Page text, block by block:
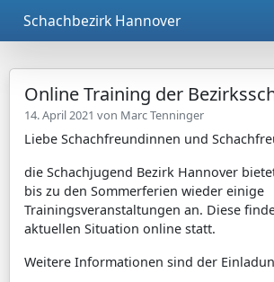
Schachbezirk Hannover
Online Training der
14. April 2021 von Marc Tenninger
Liebe Schachfreundinnen und
die Schachjugend Bezirk Hannover
bis zu den Sommerferien wieder einige
Trainingsveranstaltungen an. Diese
aktuellen Situation online statt.
Weitere Informationen sind der